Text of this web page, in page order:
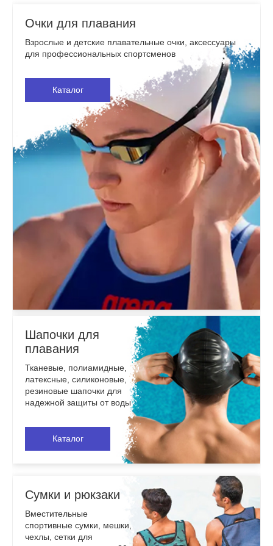
Очки для плавания
Взрослые и детские плавательные очки, аксессуары
для профессиональных спортсменов
Каталог
Шапочки для
плавания
Тканевые, полиамидные,
латексные, силиконовые,
резиновые шапочки для
надежной защиты от воды
Каталог
Сумки и рюкзаки
Вместительные
спортивные сумки, мешки,
чехлы, сетки для